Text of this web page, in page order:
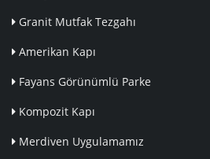
Granit Mutfak Tezgahı
Amerikan Kapı
Fayans Görünümlü Parke
Kompozit Kapı
Merdiven Uygulamamız